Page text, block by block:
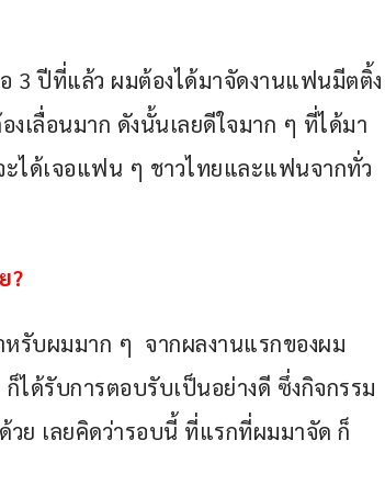
3 ปีที่แล้ว ผมต้องได้มาจัดงานแฟนมีตติ้ง
งเลื่อนมาก ดังนั้นเลยดีใจมาก ๆ ที่ได้มา
ได้เจอแฟน ๆ ชาวไทยและแฟนจากทั่ว
?
รับผมมาก ๆ  จากผลงานแรกของผม
ก็ได้รับการตอบรับเป็นอย่างดี ซึ่งกิจกรรม
ย เลยคิดว่ารอบนี้ ที่แรกที่ผมมาจัด ก็